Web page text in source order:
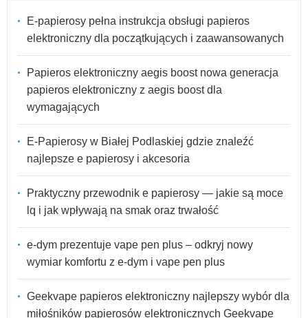
E-papierosy pełna instrukcja obsługi papieros
elektroniczny dla początkujących i zaawansowanych
Papieros elektroniczny aegis boost nowa generacja
papieros elektroniczny z aegis boost dla
wymagających
E-Papierosy w Białej Podlaskiej gdzie znaleźć
najlepsze e papierosy i akcesoria
Praktyczny przewodnik e papierosy — jakie są moce
lq i jak wpływają na smak oraz trwałość
e-dym prezentuje vape pen plus – odkryj nowy
wymiar komfortu z e-dym i vape pen plus
Geekvape papieros elektroniczny najlepszy wybór dla
miłośników papierosów elektronicznych Geekvape